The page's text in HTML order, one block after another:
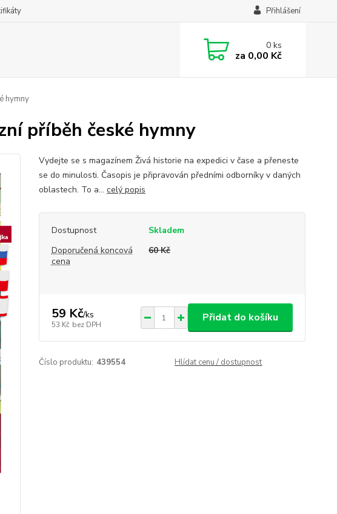
Přihlášení
0ks
za 0,00 Kč
hymny
příběh české hymny
Vydejte se s magazínem Živá historie na expedici v čase a přeneste
se do minulosti. Časopis je připravován předními odborníky v daných
oblastech. To a... celý popis
Dostupnost
Skladem
Doporučená koncová
cena
60 Kč
59 Kč/ks
53 Kč bez DPH
Přidat do košíku
Číslo produktu: 439554 Hlídat cenu / dostupnost